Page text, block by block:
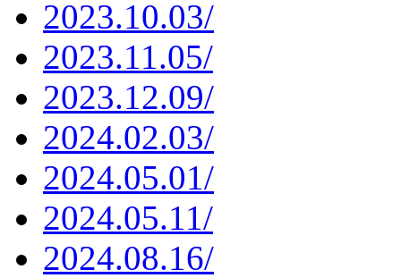
2023.10.03/
2023.11.05/
2023.12.09/
2024.02.03/
2024.05.01/
2024.05.11/
2024.08.16/